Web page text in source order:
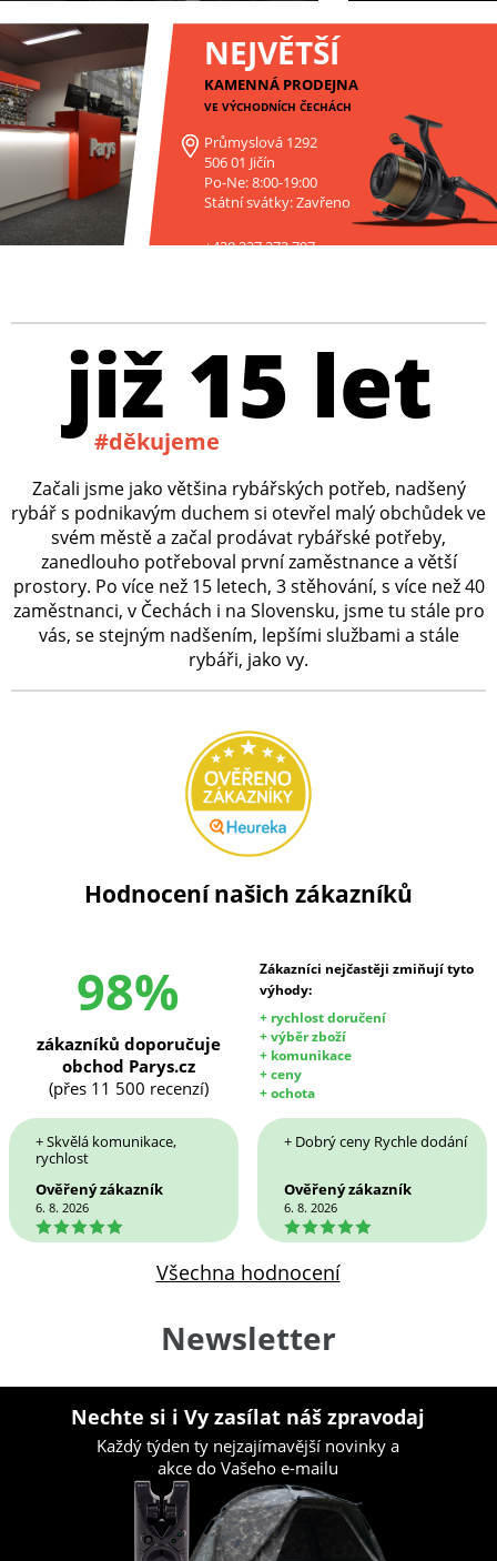
NEJVĚTŠÍ
KAMENNÁ PRODEJNA
VE VÝCHODNÍCH ČECHÁCH
Průmyslová 1292
506 01 Jičín
Po-Ne: 8:00-19:00
Státní svátky: Zavřeno
+420 227 272 797
již 15 let
#děkujeme
Začali jsme jako většina rybářských potřeb, nadšený
rybář s podnikavým duchem si otevřel malý obchůdek ve
svém městě a začal prodávat rybářské potřeby,
zanedlouho potřeboval první zaměstnance a větší
prostory. Po více než 15 letech, 3 stěhování, s více než 40
zaměstnanci, v Čechách i na Slovensku, jsme tu stále pro
vás, se stejným nadšením, lepšími službami a stále
rybáři, jako vy.
Hodnocení našich zákazníků
98%
Zákazníci nejčastěji zmiňují tyto
výhody:
+ rychlost doručení
+ výběr zboží
+ komunikace
+ ceny
+ ochota
zákazníků doporučuje
obchod Parys.cz
(přes 11 500 recenzí)
+ Skvělá komunikace,
rychlost
Ověřený zákazník
6. 8. 2026
5
+ Dobrý ceny Rychle dodání
Ověřený zákazník
6. 8. 2026
5
Všechna hodnocení
Newsletter
Nechte si i Vy zasílat náš zpravodaj
Každý týden ty nejzajímavější novinky a
akce do Vašeho e-mailu